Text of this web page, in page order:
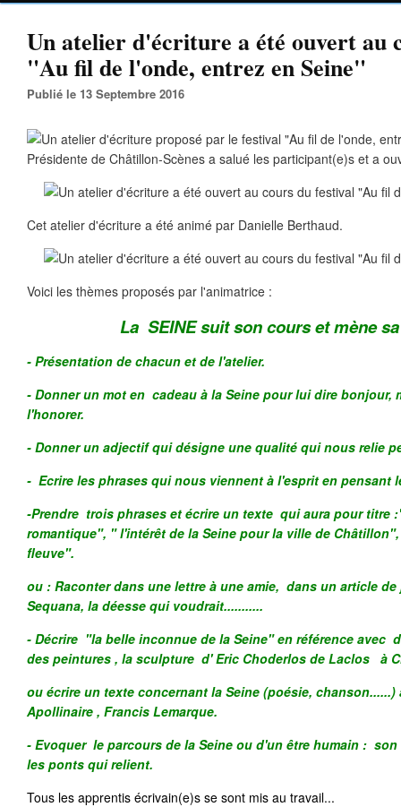
Un atelier d'écriture a été ouvert au
"Au fil de l'onde, entrez en Seine"
Publié le 13 Septembre 2016
Présidente de Châtillon-Scènes a salué les participant(e)s et a
Cet atelier d'écriture a été animé par Danielle Berthaud.
Voici les thèmes proposés par l'animatrice :
La SEINE suit son cours et mène
- Présentation de chacun et de l'atelier.
- Donner un mot en cadeau à la Seine pour lui dire
l'honorer.
- Donner un adjectif qui désigne une qualité qui nous relie
- Ecrire les phrases qui nous viennent à l'esprit en pensant
-Prendre trois phrases et écrire un texte qui aura pour titre
romantique", " l'intérêt de la Seine pour la ville de
fleuve".
ou : Raconter dans une lettre à une amie, dans un article
Sequana, la déesse qui voudrait...........
- Décrire "la belle inconnue de la Seine" en référence avec
des peintures , la sculpture d' Eric Choderlos de
ou écrire un texte concernant la Seine (poésie,
Apollinaire , Francis Lemarque.
- Evoquer le parcours de la Seine ou d'un être humain :
les ponts qui relient.
Tous les apprentis écrivain(e)s se sont mis au travail...